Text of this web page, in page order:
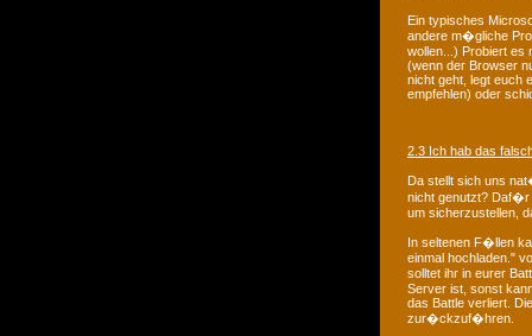
Ein typisches
andere m�gliche
wollen...) Probiert es
(wenn der Browser
nicht geht, legt euch
empfehlen) oder
2.3 Ich hab das
Da stellt sich uns
nicht genutzt?
um sicherzustellen,
In seltenen F�llen
einmal hochladen."
solltet ihr in eurer
Server ist, sonst
das Battle verliert.
zur�ckzuf�hren.